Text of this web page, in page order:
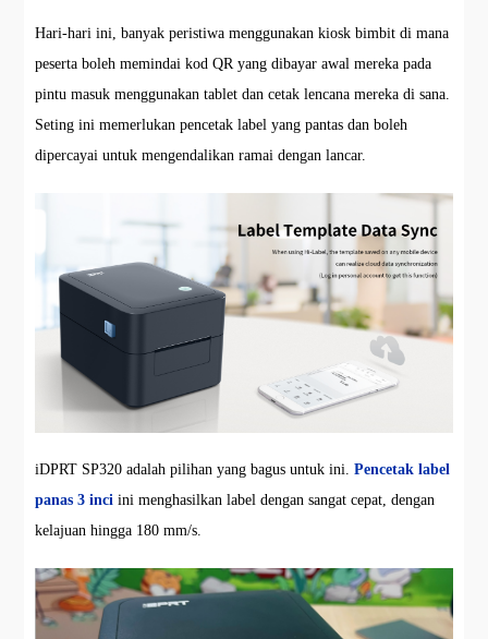
Hari-hari ini, banyak peristiwa menggunakan kiosk bimbit di mana
peserta boleh memindai kod QR yang dibayar awal mereka pada
pintu masuk menggunakan tablet dan cetak lencana mereka di sana.
Seting ini memerlukan pencetak label yang pantas dan boleh
dipercayai untuk mengendalikan ramai dengan lancar.
iDPRT SP320 adalah pilihan yang bagus untuk ini.Pencetak label
panas 3 inci ini menghasilkan label dengan sangat cepat, dengan
kelajuan hingga 180 mm/s.